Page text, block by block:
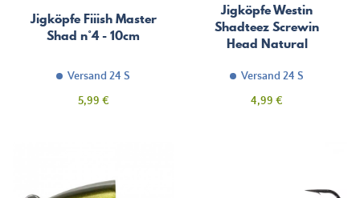
Jigköpfe Fiiish Master
Shad n°4 - 10cm
Versand 24 S
Preis
5,99 €
Jigköpfe Westin
Shadteez Screwin
Head Natural
Versand 24 S
Preis
4,99 €